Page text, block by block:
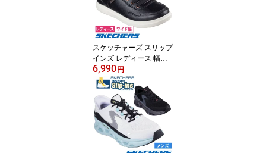
スケッチャーズ スリップ
インズ レディース 幅広
ワイド SKECHERS ハン
ズフリー シューズ スリ
ッポン スニーカー Slip-i
ns 114825W 履きやすい
ブラック 黒 ホワイト 白
BLK WHT カジュアル コ
ートスニーカー シンプル
通学 通勤 紐靴 レースア
6,990 円